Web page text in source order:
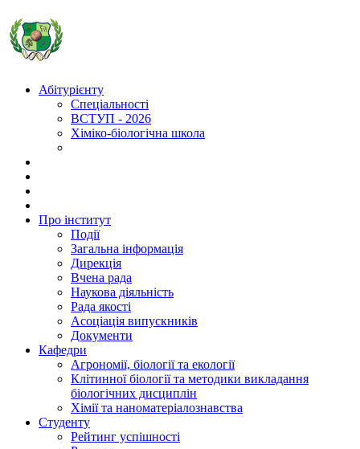
Абітурієнту
Спеціальності
ВСТУП - 2026
Хіміко-біологічна школа
Про інститут
Події
Загальна інформація
Дирекція
Вчена рада
Наукова діяльність
Рада якості
Асоціація випускників
Документи
Кафедри
Агрономії, біології та екології
Клітинної біології та методики викладання
біологічних дисциплін
Хімії та наноматеріалознавства
Студенту
Рейтинг успішності